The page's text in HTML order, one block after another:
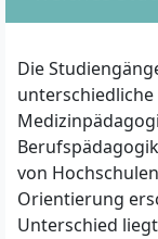
Die
von
Orientierung
Unterschied